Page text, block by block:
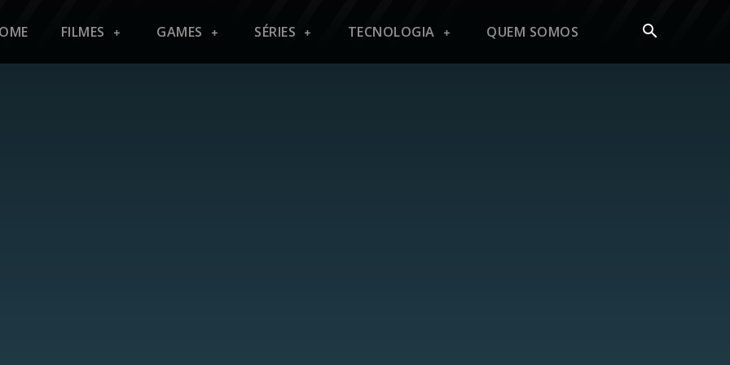
FILMES GAMES SÉRIES TECNOLOGIA QUEM SOMOS